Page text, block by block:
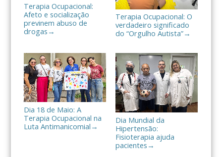
Terapia Ocupacional:
Afeto e socialização
previnem abuso de
drogas →
Terapia Ocupacional: O
verdadeiro significado
do “Orgulho Autista”→
Dia 18 de Maio: A
Terapia Ocupacional na
Luta Antimanicomial →
Dia Mundial da
Hipertensão:
Fisioterapia ajuda
pacientes →